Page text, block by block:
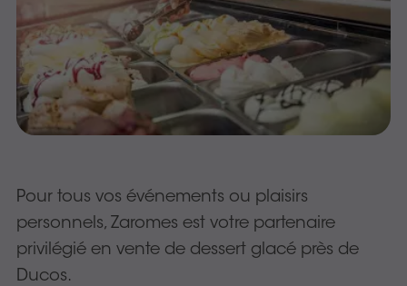
Pour tous vos événements ou plaisirs
personnels, Zaromes est votre partenaire
privilégié en vente de dessert glacé près de
Ducos.